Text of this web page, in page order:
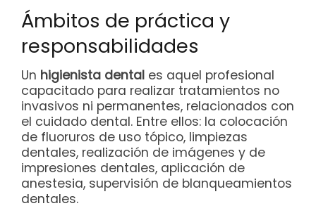
Ámbitos de práctica y
responsabilidades
Un higienista dental es aquel profesional
capacitado para realizar tratamientos no
invasivos ni permanentes, relacionados con
el cuidado dental. Entre ellos: la colocación
de fluoruros de uso tópico, limpiezas
dentales, realización de imágenes y de
impresiones dentales, aplicación de
anestesia, supervisión de blanqueamientos
dentales.